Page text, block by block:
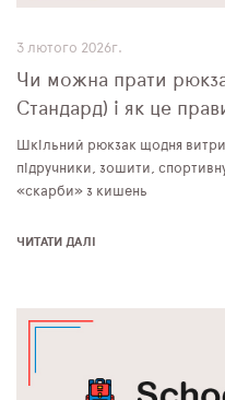
3 лютого 2026г.
Чи можна прати
Стандард) і як це
Шкільний рюкзак щодня
підручники, зошити,
«скарби» з кишень
ЧИТАТИ ДАЛІ